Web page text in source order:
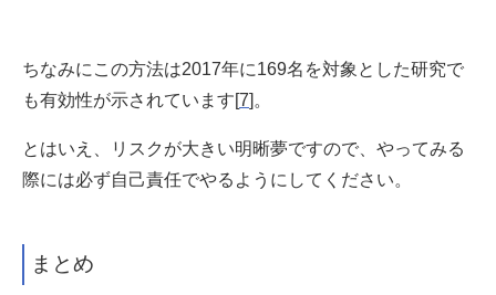
ちなみにこの方法は2017年に169名を対象とした研究で
も有効性が示されています[7]。
とはいえ、リスクが大きい明晰夢ですので、やってみる
際には必ず自己責任でやるようにしてください。
まとめ